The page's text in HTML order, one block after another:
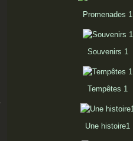
Promenades 1
Souvenirs 1
Tempêtes 1
Une histoire1